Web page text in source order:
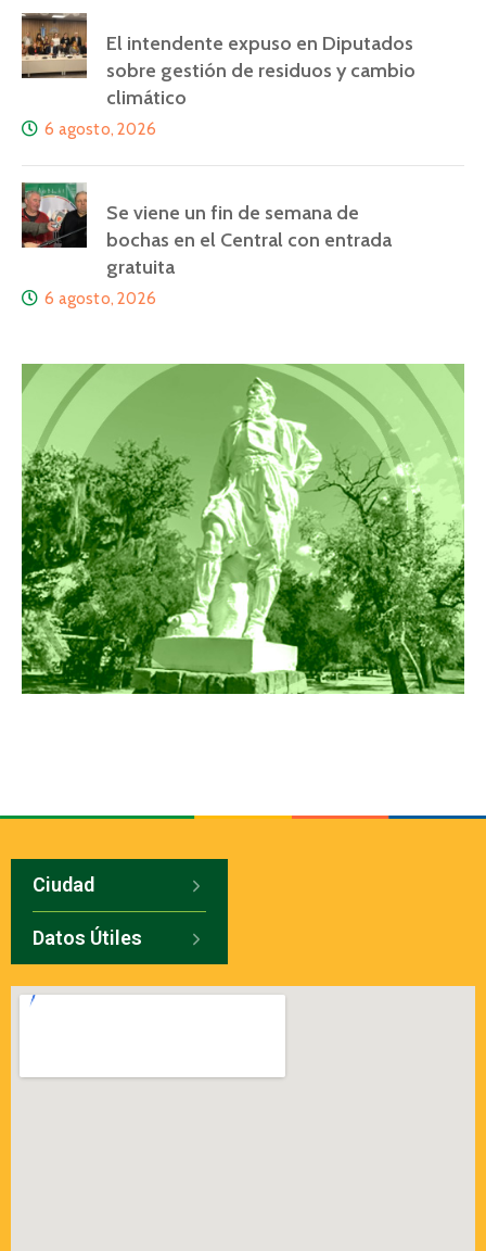
El intendente expuso en Diputados
sobre gestión de residuos y cambio
climático
6 agosto, 2026
Se viene un fin de semana de
bochas en el Central con entrada
gratuita
6 agosto, 2026
Ciudad
Datos Útiles